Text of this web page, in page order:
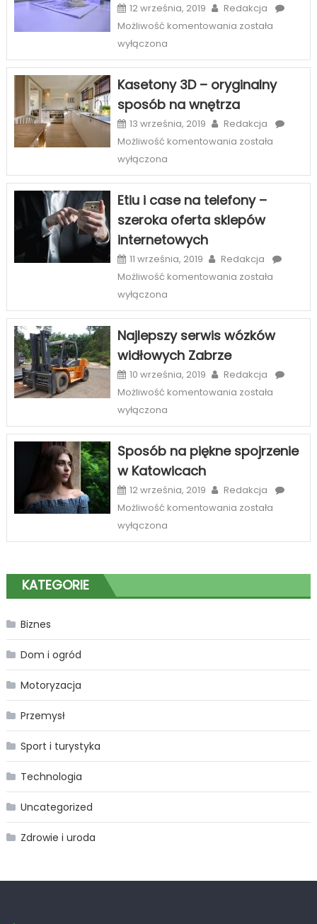
12 września, 2019
Redakcja
Możliwość komentowania Licówki
sposób
piękny
uśmiech
w
Szczecinie
została
wyłączona
Kasetony 3D – oryginalny
sposób na wnętrza
13 września, 2019
Redakcja
Możliwość komentowania Kasetony
–
sposób
na
została
wyłączona
Etiu i case na telefony –
szeroka oferta sklepów
internetowych
11 września, 2019
Redakcja
Możliwość komentowania Etiu
case
telefony
szeroka
oferta
została
wyłączona
Najlepszy serwis wózków
widłowych Zabrze
10 września, 2019
Redakcja
Możliwość komentowania Najlepszy
wózków
Zabrze
została
wyłączona
Sposób na piękne spojrzenie
w Katowicach
12 września, 2019
Redakcja
Możliwość komentowania Sposób
piękne
w
została
wyłączona
KATEGORIE
Biznes
Dom i ogród
Motoryzacja
Przemysł
Sport i turystyka
Technologia
Uncategorized
Zdrowie i uroda